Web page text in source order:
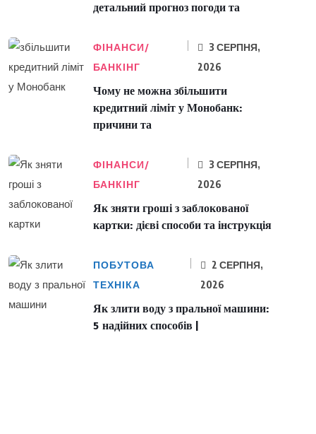
детальний прогноз погоди та
ФІНАНСИ/
БАНКІНГ
3 СЕРПНЯ,
2026
Чому не можна збільшити
кредитний ліміт у Монобанк:
причини та
ФІНАНСИ/
БАНКІНГ
3 СЕРПНЯ,
2026
Як зняти гроші з заблокованої
картки: дієві способи та інструкція
ПОБУТОВА
ТЕХНІКА
2 СЕРПНЯ,
2026
Як злити воду з пральної машини:
5 надійних способів |